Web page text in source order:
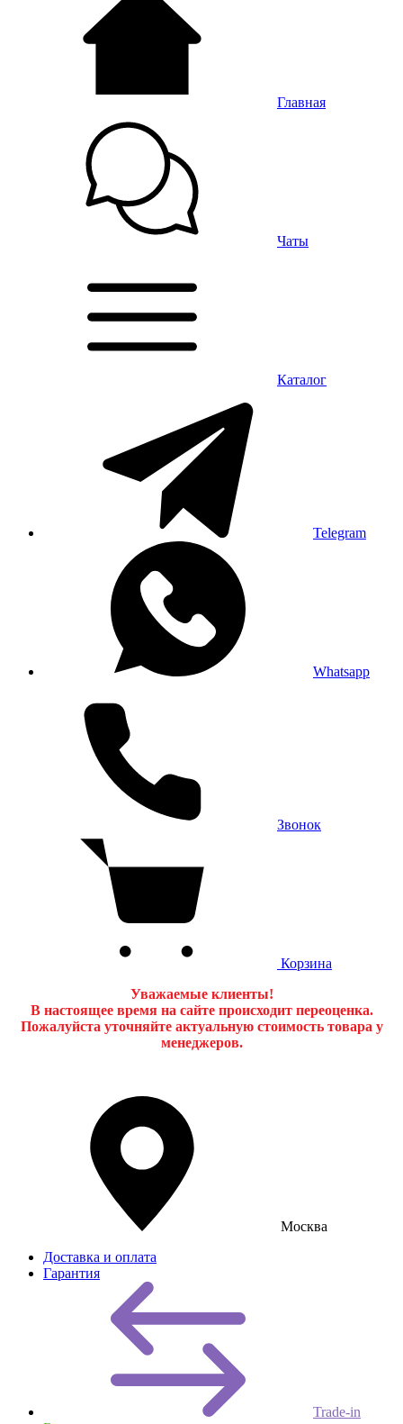
Главная
Чаты
Каталог
Telegram
Whatsapp
Звонок
Корзина
Уважаемые клиенты!
В настоящее время на сайте происходит переоценка.
Пожалуйста уточняйте актуальную стоимость товара у
менеджеров.
Москва
Доставка и оплата
Гарантия
Trade-in